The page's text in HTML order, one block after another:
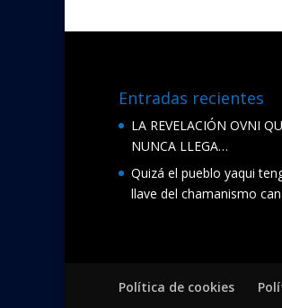
Entradas recientes
LA REVELACIÓN OVNI
NUNCA LLEGA…
Quizá el pueblo yaqui
llave del chamanismo
Política de cookies